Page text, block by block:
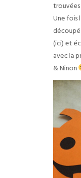
trouvées
Une fois
(ici) et
avec la
& Ninon